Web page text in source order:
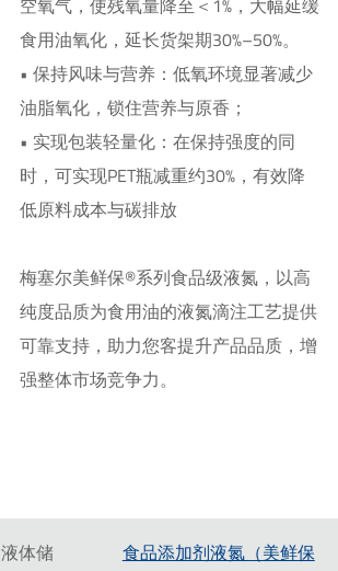
空氧气，使残氧量降至＜1%，大幅延缓
食用油氧化，延长货架期30%–50%。
• 保持风味与营养：低氧环境显著减少
油脂氧化，锁住营养与原香；
• 实现包装轻量化：在保持强度的同
时，可实现PET瓶减重约30%，有效降
低原料成本与碳排放
梅塞尔美鲜保®系列食品级液氮，以高
纯度品质为食用油的液氮滴注工艺提供
可靠支持，助力您客提升产品品质，增
强整体市场竞争力。
液体储
食品添加剂液氮（美鲜保